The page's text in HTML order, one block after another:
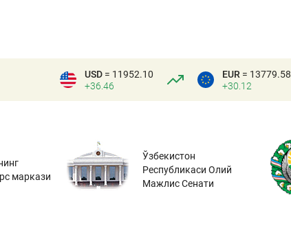
USD = 11952.10
+36.46
EUR = 13779.58
+30.12
маркази
Ўзбекистон
Республикаси Олий
Мажлис Сенати